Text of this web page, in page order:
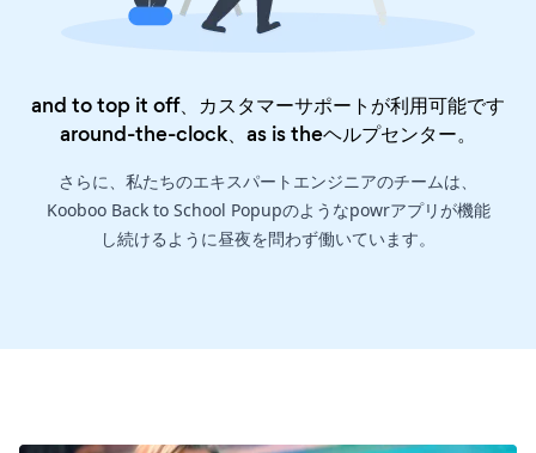
and to top it off、カスタマーサポートが利用可能です
around-the-clock、as is theヘルプセンター。
さらに、私たちのエキスパートエンジニアのチームは、
Kooboo Back to School Popupのようなpowrアプリが機能
し続けるように昼夜を問わず働いています。